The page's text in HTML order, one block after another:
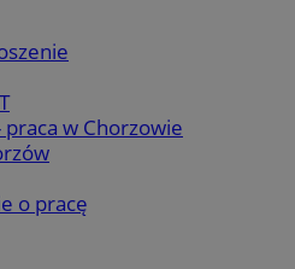
praca w Chorzowie
o pracę